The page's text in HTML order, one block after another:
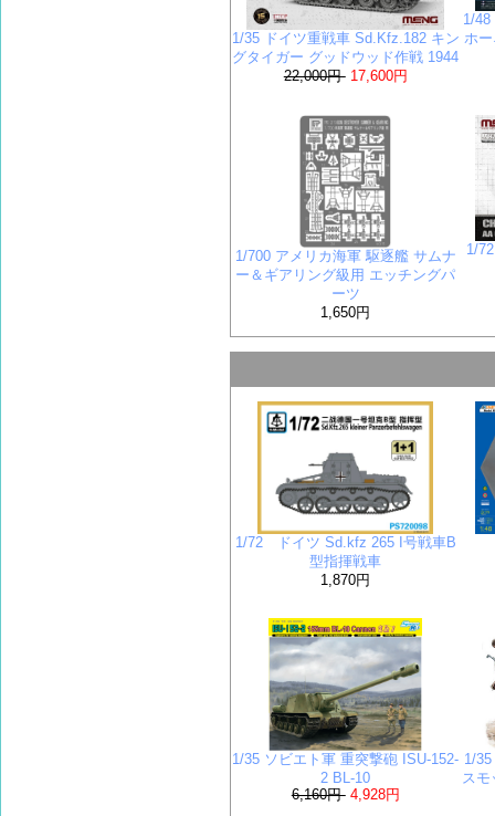
1/35 ドイツ重戦車 Sd.Kfz.182 キン
グタイガー グッドウッド作戦 1944
22,000円 17,600円
1/48
ホ
1/700 アメリカ海軍 駆逐艦 サムナ
ー＆ギアリング級用 エッチングパ
ーツ
1,650円
1/
1/72 ドイツ Sd.kfz 265 I号戦車B
型指揮戦車
1,870円
1/35 ソビエト軍 重突撃砲 ISU-152-
2 BL-10
6,160円 4,928円
1/
スモ